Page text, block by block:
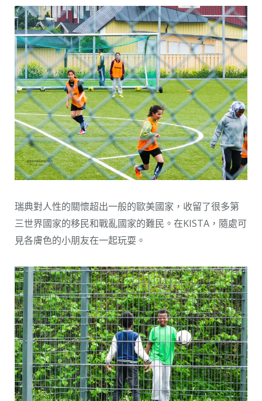
瑞典對人性的關懷超出一般的歐美國家，收留了很多第
三世界國家的移民和戰亂國家的難民。在KISTA，隨處可
見各膚色的小朋友在一起玩耍。